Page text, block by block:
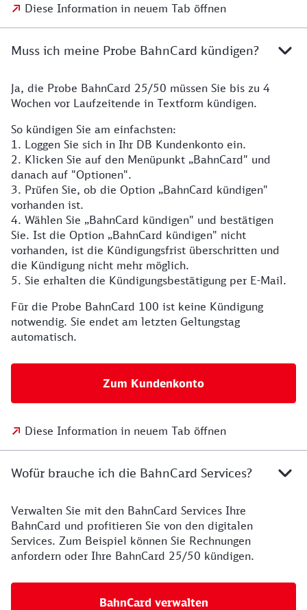
Diese Information in neuem Tab öffnen
Muss ich meine Probe BahnCard kündigen?
Ja, die Probe BahnCard 25/50 müssen Sie bis zu 4
Wochen vor Laufzeitende in Textform kündigen.
So kündigen Sie am einfachsten:
1. Loggen Sie sich in Ihr DB Kundenkonto ein.
2. Klicken Sie auf den Menüpunkt „BahnCard" und
danach auf "Optionen".
3. Prüfen Sie, ob die Option „BahnCard kündigen"
vorhanden ist.
4. Wählen Sie „BahnCard kündigen" und bestätigen
Sie. Ist die Option „BahnCard kündigen" nicht
vorhanden, ist die Kündigungsfrist überschritten und
die Kündigung nicht mehr möglich.
5. Sie erhalten die Kündigungsbestätigung per E-Mail.
Für die Probe BahnCard 100 ist keine Kündigung
notwendig. Sie endet am letzten Geltungstag
automatisch.
Zum Kundenkonto
Diese Information in neuem Tab öffnen
Wofür brauche ich die BahnCard Services?
Verwalten Sie mit den BahnCard Services Ihre
BahnCard und profitieren Sie von den digitalen
Services. Zum Beispiel können Sie Rechnungen
anfordern oder Ihre BahnCard 25/50 kündigen.
BahnCard verwalten